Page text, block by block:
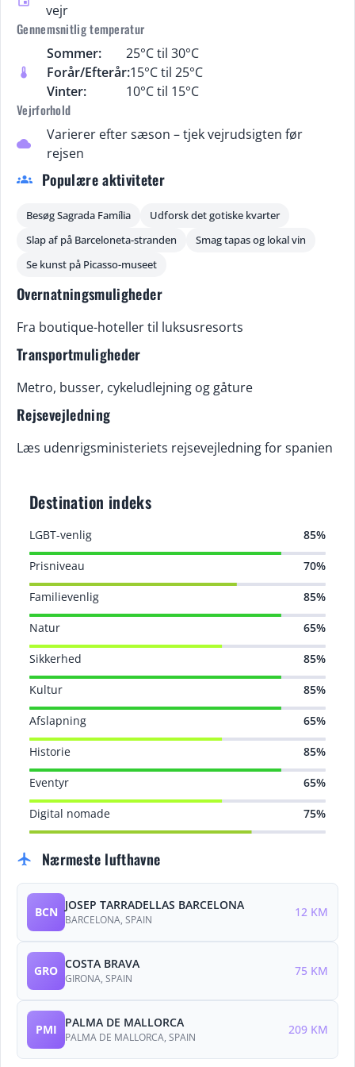
vejr
Gennemsnitlig temperatur
thermostat
Sommer:
25°C til 30°C
Forår/Efterår:15°C til 25°C
Vinter:
10°C til 15°C
Vejrforhold
cloud
Varierer efter sæson – tjek vejrudsigten før
rejsen
groups Populære aktiviteter
Besøg Sagrada Família
Udforsk det gotiske kvarter
Slap af på Barceloneta-stranden
Smag tapas og lokal vin
Se kunst på Picasso-museet
Overnatningsmuligheder
Fra boutique-hoteller til luksusresorts
Transportmuligheder
Metro, busser, cykeludlejning og gåture
Rejsevejledning
Læs udenrigsministeriets rejsevejledning for spanien
Destination indeks
LGBT-venlig 85%
Prisniveau 70%
Familievenlig 85%
Natur 65%
Sikkerhed 85%
Kultur 85%
Afslapning 65%
Historie 85%
Eventyr 65%
Digital nomade 75%
flight Nærmeste lufthavne
BCN JOSEP TARRADELLAS BARCELONA
BARCELONA, SPAIN
12 KM
GRO COSTA BRAVA
GIRONA, SPAIN
75 KM
PMI PALMA DE MALLORCA
PALMA DE MALLORCA, SPAIN
209 KM